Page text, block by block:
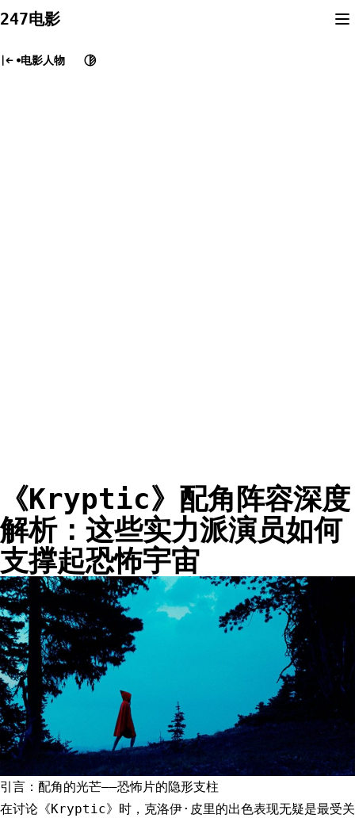
to
247电影
电影人物
《Kryptic》配角阵容深度
解析：这些实力派演员如何
支撑起恐怖宇宙
引言：配角的光芒——恐怖片的隐形支柱
在讨论《Kryptic》时，克洛伊·皮里的出色表现无疑是最受关